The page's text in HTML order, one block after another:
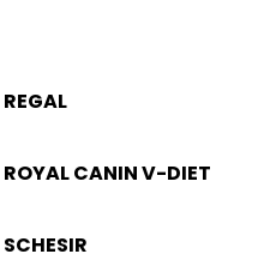
REGAL
ROYAL CANIN V-DIET
SCHESIR